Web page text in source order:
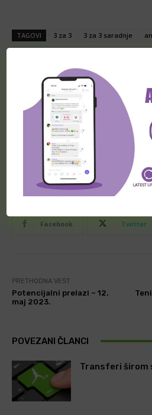
TAGOVI 3 za 3 3 za 3 saradnje
besplatni tipovi
besplatni tipovi za
Eredivisie (Holandija)
fudbal saradnje
kladionica prognoze
klađenje
predlozi za kladjenje
sportske novosti
tip dana 1x2
tipovi
tipovi za kladjenje
Facebook Twitter
PRETHODNA VEST
Potencijalni prelazi – 12.
maj 2023.
POVEZANI ČLANCI
Transferi širom